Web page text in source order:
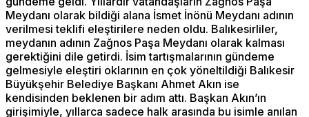
Meydanı olarak bildiği alana İsmet İnönü Meydanı adının
verilmesi teklifi eleştirilere neden oldu. Balıkesirliler,
meydanın adının Zağnos Paşa Meydanı olarak kalması
gerektiğini dile getirdi. İsim tartışmalarının gündeme
gelmesiyle eleştiri oklarının en çok yöneltildiği Balıkesir
Büyükşehir Belediye Başkanı Ahmet Akın ise
kendisinden beklenen bir adım attı. Başkan Akın’ın
girişimiyle, yıllarca sadece halk arasında bu isimle anılan